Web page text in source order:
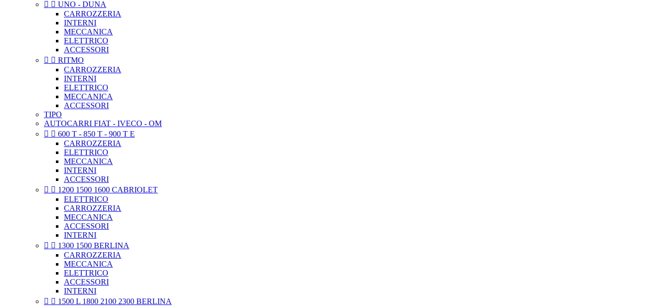
  UNO - DUNA
CARROZZERIA
INTERNI
MECCANICA
ELETTRICO
ACCESSORI
  RITMO
CARROZZERIA
INTERNI
ELETTRICO
MECCANICA
ACCESSORI
TIPO
AUTOCARRI FIAT - IVECO - OM
  600 T - 850 T - 900 T E
CARROZZERIA
ELETTRICO
MECCANICA
INTERNI
ACCESSORI
  1200 1500 1600 CABRIOLET
ELETTRICO
CARROZZERIA
MECCANICA
ACCESSORI
INTERNI
  1300 1500 BERLINA
CARROZZERIA
MECCANICA
ELETTRICO
ACCESSORI
INTERNI
  1500 L 1800 2100 2300 BERLINA